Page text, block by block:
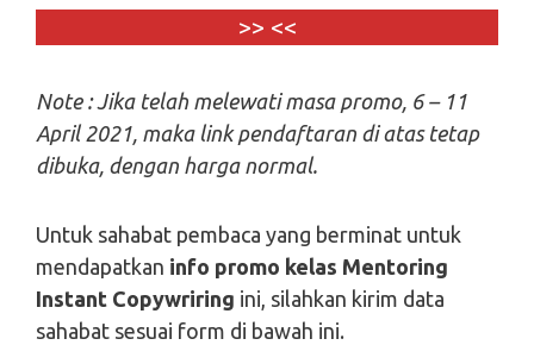
>> <<
Note : Jika telah melewati masa promo, 6 – 11
April 2021, maka link pendaftaran di atas tetap
dibuka, dengan harga normal.
Untuk sahabat pembaca yang berminat untuk
mendapatkan info promo kelas Mentoring
Instant Copywriring ini, silahkan kirim data
sahabat sesuai form di bawah ini.